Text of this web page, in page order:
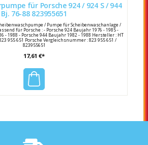
/ 924 S / 944
Bj. 76-88 823955651
/ Pumpe für Scheibenwaschanlage /
für Porsche : - Porsche 924 Baujahr 1976 - 1985 -
- 1988 - Porsche 944 Baujahr 1982 - 1988 Hersteller : HT
955 651 Porsche Vergleichsnummer : 823 955 651 /
823955651
17,61 €*